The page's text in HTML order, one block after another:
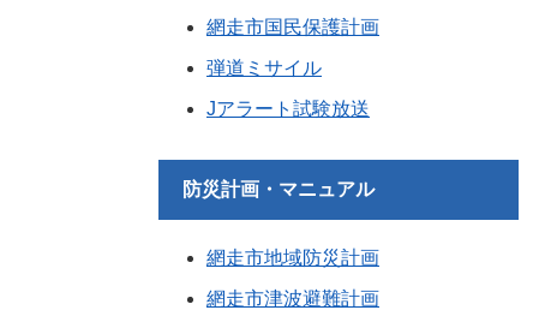
網走市国民保護計画
弾道ミサイル
Jアラート試験放送
防災計画・マニュアル
網走市地域防災計画
網走市津波避難計画